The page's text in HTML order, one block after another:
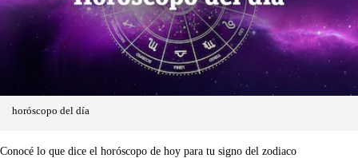
horóscopo del día
Conocé lo que dice el horóscopo de hoy para tu signo del zodiaco